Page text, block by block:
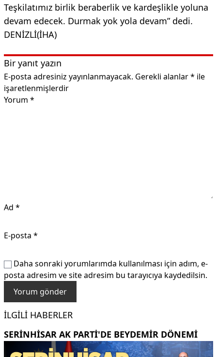
Teşkilatımız birlik beraberlik ve kardeşlikle yoluna
devam edecek. Durmak yok yola devam” dedi.
DENİZLİ(İHA)
Bir yanıt yazın
E-posta adresiniz yayınlanmayacak. Gerekli alanlar* ile
işaretlenmişlerdir
Yorum *
Ad *
E-posta *
Daha sonraki yorumlarımda kullanılması için adım, e-
posta adresim ve site adresim bu tarayıcıya kaydedilsin.
İLGILI HABERLER
SERINHISAR AK PARTI'DE BEYDEMIR DÖNEMI